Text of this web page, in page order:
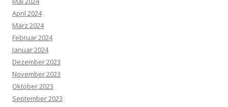
April 2024
März 2024
Februar 2024
Januar 2024
Dezember 2023
November 2023
Oktober 2023
September 2023